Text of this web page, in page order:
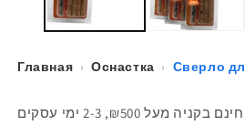
Главная › Оснастка › Сверло
מעל ₪500, 2-3 ימי עסקים